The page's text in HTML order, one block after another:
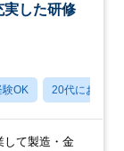
実した研修
OK 20代におすす
て製造・金